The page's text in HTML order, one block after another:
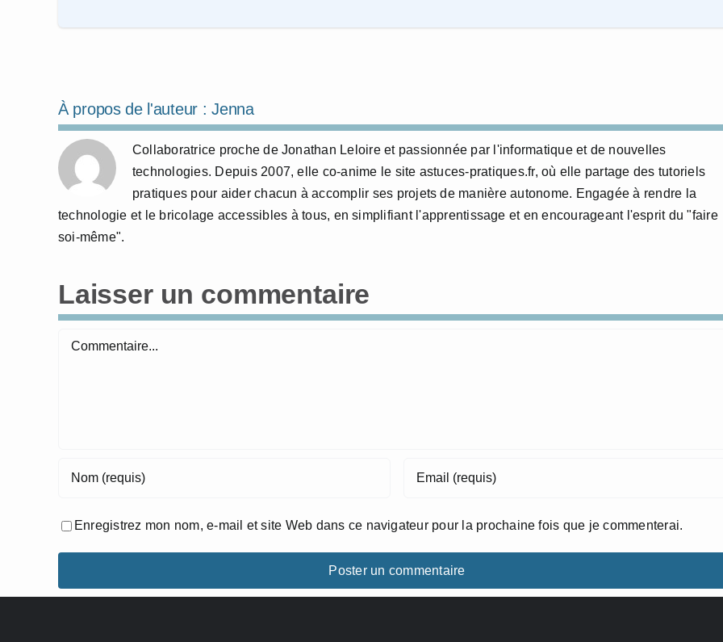
À propos de l'auteur :Jenna
Collaboratrice proche de Jonathan Leloire et passionnée par l'informatique et de nouvelles
technologies. Depuis 2007, elle co-anime le site astuces-pratiques.fr, où elle partage des tutoriels
pratiques pour aider chacun à accomplir ses projets de manière autonome. Engagée à rendre la
technologie et le bricolage accessibles à tous, en simplifiant l'apprentissage et en encourageant l'esprit du "faire
soi-même".
Laisser un commentaire
Commentaire
Enregistrez mon nom, e-mail et site Web dans ce navigateur pour la prochaine fois que je commenterai.